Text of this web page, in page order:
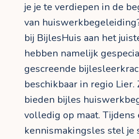
je je te verdiepen in de
van
bij BijlesHuis aan het
hebben namelijk
gescreende
beschikbaar in regio Lier.
bieden bijles
volledig op maat. Tijdens
kennismakingsles stel je